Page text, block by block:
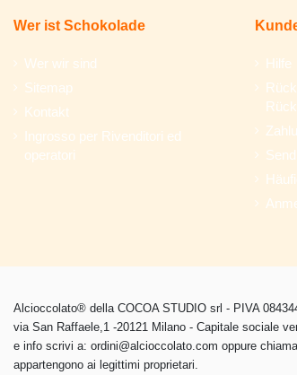
Wer ist Schokolade
Wer wir sind
Sitemap
Kontakt
Ingrosso per Rivenditori ed
operatori
Hilfe
Alcioccolato® della COCOA STUDIO srl - PIVA
via San Raffaele,1 -20121 Milano - Capitale sociale
e info scrivi a: ordini@alcioccolato.com oppure
appartengono ai legittimi proprietari.